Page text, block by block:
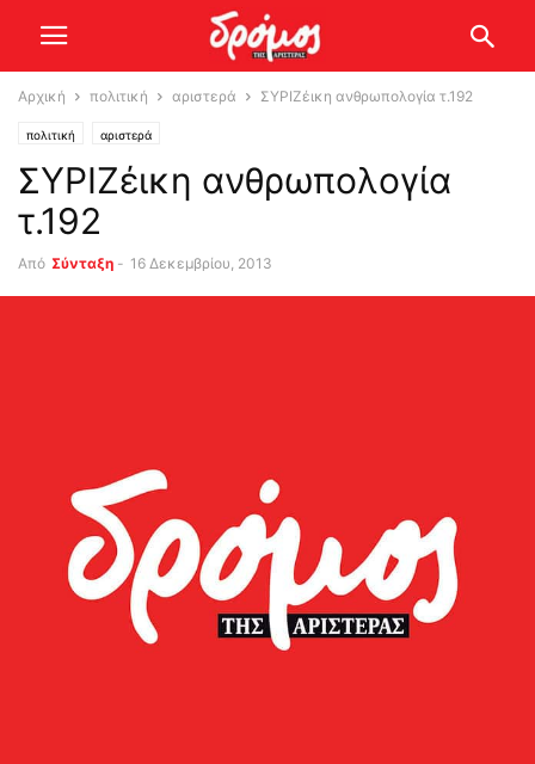
Αρχική πολιτική αριστερά ΣΥΡΙΖέικη ανθρωπολογία τ.192
πολιτική αριστερά
ΣΥΡΙΖέικη ανθρωπολογία
τ.192
Από Σύνταξη - 16 Δεκεμβρίου, 2013